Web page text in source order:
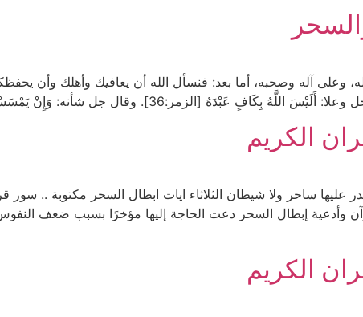
وعلى آله وصحبه، أما بعد: فنسأل الله أن يعافيك وأهلك وأن
وقال جل شأنه: وَإِنْ يَمْسَسْكَ اللَّهُ بِضُرٍّ فَلا كَاشِفَ لَهُ إِلاَّ هُوَ [الأنعام: […]
الكريم
عليها ساحر ولا شيطان الثلاثاء ايات ابطال السحر مكتوبة ..
وأدعية إبطال السحر دعت الحاجة إليها مؤخرًا بسبب ضعف
الكريم